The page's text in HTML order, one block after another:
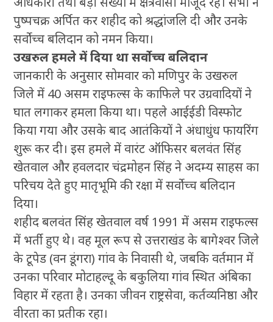
पुष्पचक्र अर्पित कर शहीद को श्रद्धांजलि दी और उनके
सर्वोच्च बलिदान को नमन किया।
उखरुल हमले में दिया था सर्वोच्च बलिदान
जानकारी के अनुसार सोमवार को मणिपुर के उखरुल
जिले में 40 असम राइफल्स के काफिले पर उग्रवादियों ने
घात लगाकर हमला किया था। पहले आईईडी विस्फोट
किया गया और उसके बाद आतंकियों ने अंधाधुंध फायरिंग
शुरू कर दी। इस हमले में वारंट ऑफिसर बलवंत सिंह
खेतवाल और हवलदार चंद्रमोहन सिंह ने अदम्य साहस का
परिचय देते हुए मातृभूमि की रक्षा में सर्वोच्च बलिदान
दिया।
शहीद बलवंत सिंह खेतवाल वर्ष 1991 में असम राइफल्स
में भर्ती हुए थे। वह मूल रूप से उत्तराखंड के बागेश्वर जिले
के टूपेड (वन डूंगरा) गांव के निवासी थे, जबकि वर्तमान में
उनका परिवार मोटाहल्दू के बकुलिया गांव स्थित अंबिका
विहार में रहता है। उनका जीवन राष्ट्रसेवा, कर्तव्यनिष्ठा और
वीरता का प्रतीक रहा।